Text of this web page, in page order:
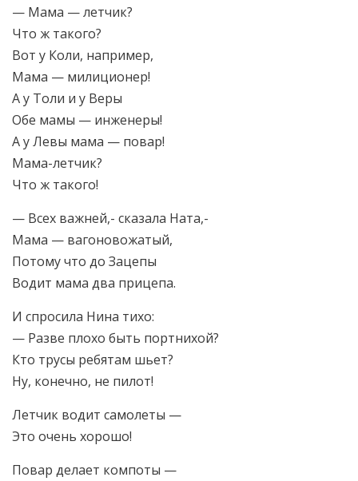
— Мама — летчик?
Что ж такого?
Вот у Коли, например,
Мама — милиционер!
А у Толи и у Веры
Обе мамы — инженеры!
А у Левы мама — повар!
Мама-летчик?
Что ж такого!
— Всех важней,- сказала Ната,-
Мама — вагоновожатый,
Потому что до Зацепы
Водит мама два прицепа.
И спросила Нина тихо:
— Разве плохо быть портнихой?
Кто трусы ребятам шьет?
Ну, конечно, не пилот!
Летчик водит самолеты —
Это очень хорошо!
Повар делает компоты —